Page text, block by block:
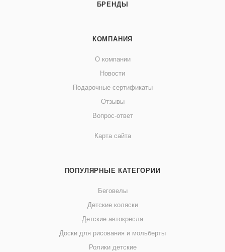
БРЕНДЫ
КОМПАНИЯ
О компании
Новости
Подарочные сертификаты
Отзывы
Вопрос-ответ
Карта сайта
ПОПУЛЯРНЫЕ КАТЕГОРИИ
Беговелы
Детские коляски
Детские автокресла
Доски для рисования и мольберты
Ролики детские